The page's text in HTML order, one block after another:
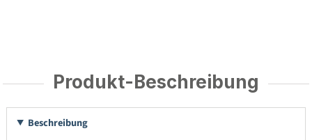
Produkt-Beschreibung
Beschreibung